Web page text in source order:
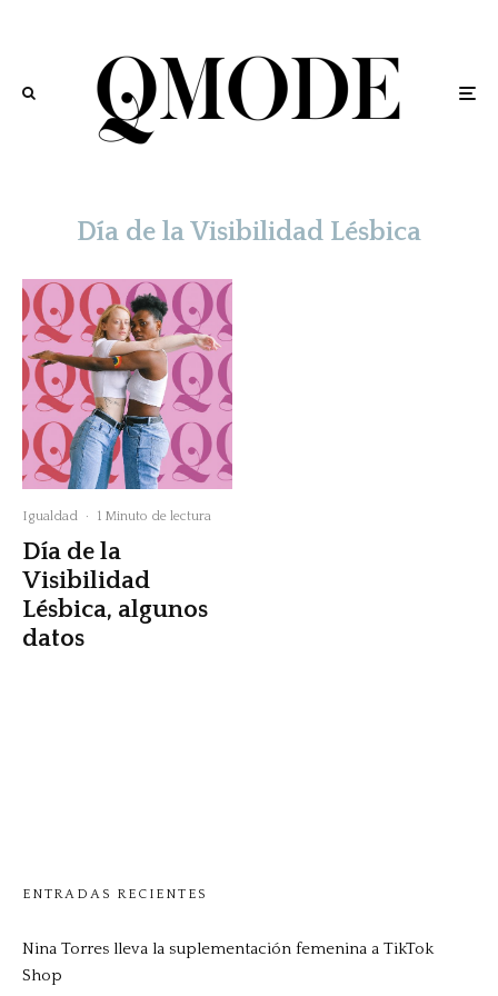
Día de la Visibilidad Lésbica
Igualdad · 1 Minuto de lectura
Día de la
Visibilidad
Lésbica, algunos
datos
ENTRADAS RECIENTES
Nina Torres lleva la suplementación femenina a TikTok
Shop